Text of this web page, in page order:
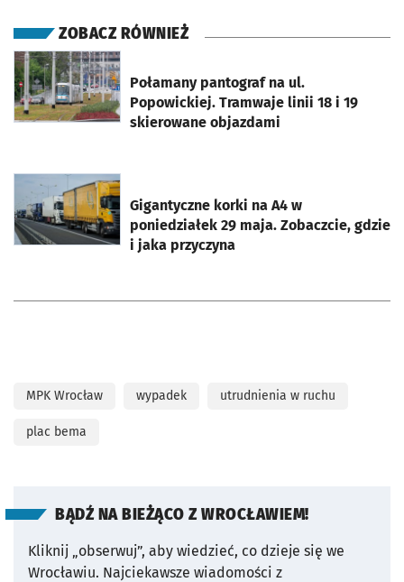
ZOBACZ RÓWNIEŻ
Połamany pantograf na ul.
Popowickiej. Tramwaje linii 18 i 19
skierowane objazdami
otworzy się w nowej karcie
Gigantyczne korki na A4 w
poniedziałek 29 maja. Zobaczcie, gdzie
i jaka przyczyna
otworzy się w nowej karcie
MPK Wrocław wypadek utrudnienia w ruchu
plac bema
BĄDŹ NA BIEŻĄCO Z WROCŁAWIEM!
Kliknij „obserwuj”, aby wiedzieć, co dzieje się we
Wrocławiu. Najciekawsze wiadomości z